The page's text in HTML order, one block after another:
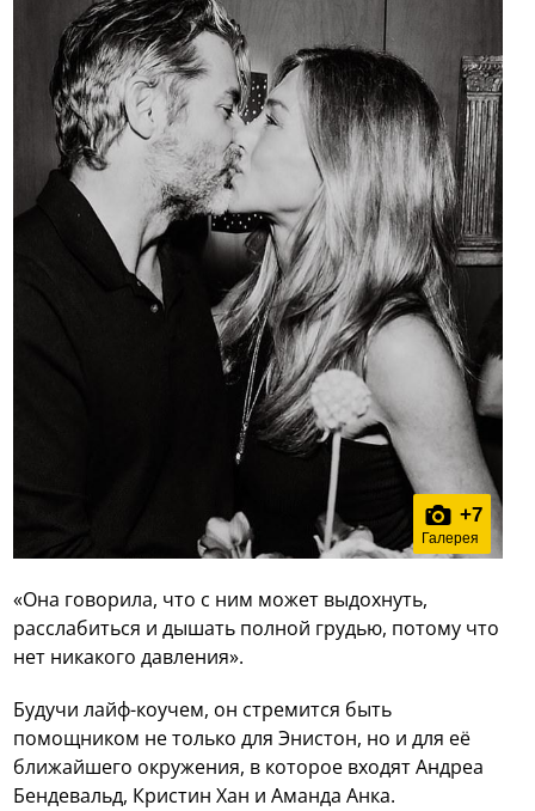
+7
Галерея
«Она говорила, что с ним может выдохнуть,
расслабиться и дышать полной грудью, потому что
нет никакого давления».
Будучи лайф-коучем, он стремится быть
помощником не только для Энистон, но и для её
ближайшего окружения, в которое входят Андреа
Бендевальд, Кристин Хан и Аманда Анка.